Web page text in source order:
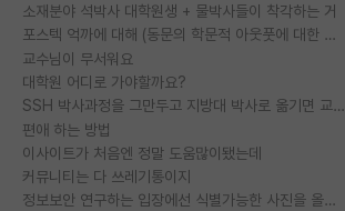
소재분야 석박사 대학원생 + 물박사들이 착각하는 거
포스텍 억까에 대해 (동문의 학문적 아웃풋에 대한 반박)
교수님이 무서워요
대학원 어디로 가야할까요?
SSH 박사과정을 그만두고 지방대 박사로 옮기면 교수의 꿈은 끝일까요?
편애 하는 방법
이사이트가 처음엔 정말 도움많이됐는데
커뮤니티는 다 쓰레기통이지
정보보안 연구하는 입장에선 식별가능한 사진을 올리는건 비추이긴함